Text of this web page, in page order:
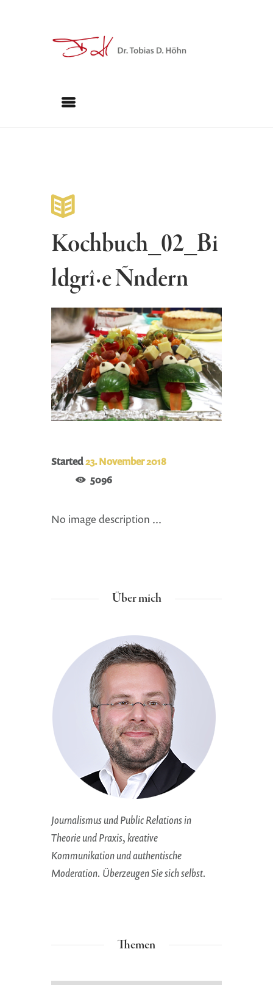
Kochbuch_02_Bi
ldgrî·e Ñndern
Started23. November 2018
5096
No image description ...
Über mich
Journalismus und Public Relations in
Theorie und Praxis, kreative
Kommunikation und authentische
Moderation. Überzeugen Sie sich selbst.
Themen